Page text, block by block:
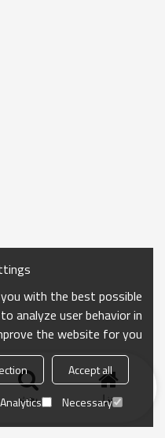
منزل بحث
with the best possible
analyze user behavior in
the website for you.
Accept all
Necessary
Analytics